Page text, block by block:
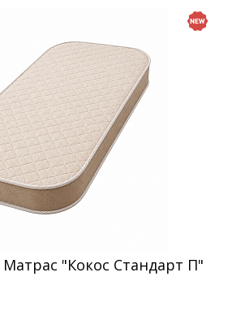
Матрас "Кокос Стандарт П"